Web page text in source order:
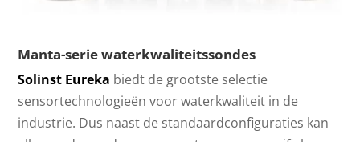
Manta-serie waterkwaliteitssondes
Solinst Eureka biedt de grootste selectie
sensortechnologieën voor waterkwaliteit in de
industrie. Dus naast de standaardconfiguraties kan